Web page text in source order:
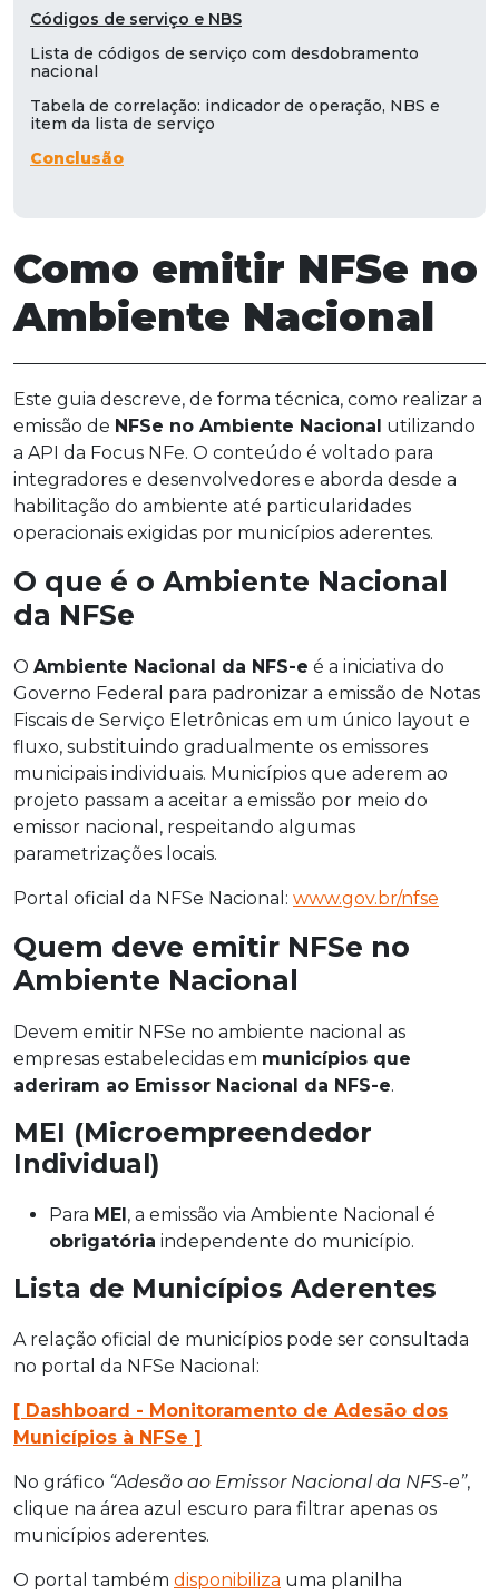
Como emitir NFSe no
Ambiente Nacional
Este guia descreve, de forma técnica, como realizar a
emissão de NFSe no Ambiente Nacional utilizando
a API da Focus NFe. O conteúdo é voltado para
integradores e desenvolvedores e aborda desde a
habilitação do ambiente até particularidades
operacionais exigidas por municípios aderentes.
O que é o Ambiente Nacional
da NFSe
O Ambiente Nacional da NFS-e é a iniciativa do
Governo Federal para padronizar a emissão de Notas
Fiscais de Serviço Eletrônicas em um único layout e
fluxo, substituindo gradualmente os emissores
municipais individuais. Municípios que aderem ao
projeto passam a aceitar a emissão por meio do
emissor nacional, respeitando algumas
parametrizações locais.
Portal oficial da NFSe Nacional: www.gov.br/nfse
Quem deve emitir NFSe no
Ambiente Nacional
Devem emitir NFSe no ambiente nacional as
empresas estabelecidas em municípios que
aderiram ao Emissor Nacional da NFS-e.
MEI (Microempreendedor
Individual)
Para MEI , a emissão via Ambiente Nacional é
obrigatória independente do município.
Lista de Municípios Aderentes
A relação oficial de municípios pode ser consultada
no portal da NFSe Nacional:
[ Dashboard - Monitoramento de Adesão dos
Municípios à NFSe ]
No gráfico “Adesão ao Emissor Nacional da NFS-e”,
clique na área azul escuro para filtrar apenas os
municípios aderentes.
O portal também disponibiliza uma planilha
Códigos de serviço e NBS
Lista de códigos de serviço com desdobramento
nacional
Tabela de correlação: indicador de operação, NBS e
item da lista de serviço
Conclusão